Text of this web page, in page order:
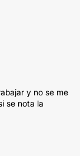
y no se me
se nota la